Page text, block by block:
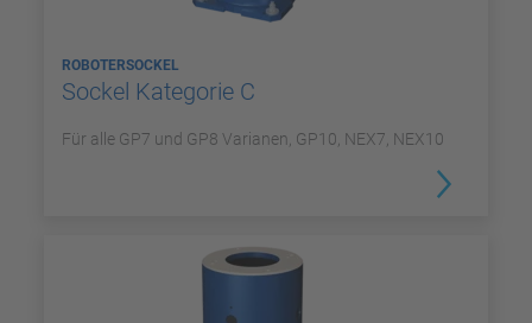
ROBOTERSOCKEL
Sockel Kategorie C
Für alle GP7 und GP8 Varianen, GP10, NEX7, NEX10